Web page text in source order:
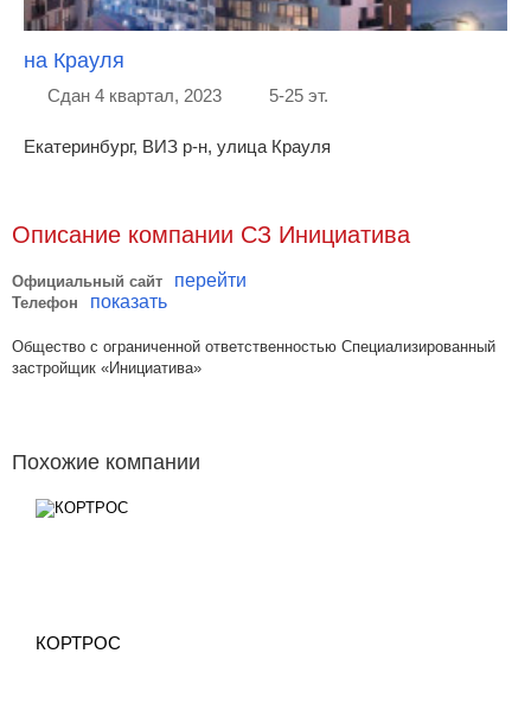
на Крауля
Сдан 4 квартал, 2023 5-25 эт.
Екатеринбург, ВИЗ р-н, улица Крауля
Описание компании СЗ Инициатива
Официальный сайт перейти
Телефон показать
Общество с ограниченной ответственностью Специализированный
застройщик «Инициатива»
Похожие компании
КОРТРОС